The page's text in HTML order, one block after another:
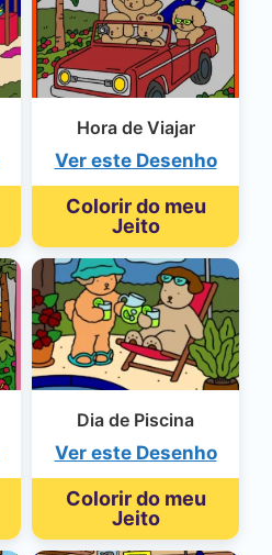
Hora de Viajar
Ver este Desenho
Colorir do meu
Jeito
Dia de Piscina
Ver este Desenho
Colorir do meu
Jeito